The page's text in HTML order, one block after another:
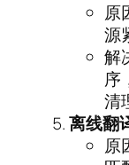
原
源
解
序
清
离线翻
原